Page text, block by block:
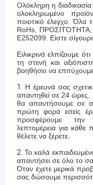
Ολόκληρη η
ολοκληρωμένο
ποιοτικό έλεγχο. Όλα
RoHs, ΠΡΟΣΙΤΌΤΗΤΑ,
E252099. Είστε
Ειλικρινά ελπίζουμε
τη στενή και
βοηθήσει να
1. Η έρευνά σας
απαντηθεί σε 24 ώρες.
θα απαντήσουμε σε
πρώτη φορά εσείς
προσφέρουμε την
λεπτομέρεια για κάθε
θέλετε να ξέρετε.
2. Το καλά
απαντήσει σε όλο το
Όταν έχετε μερικά
σας δώσουμε